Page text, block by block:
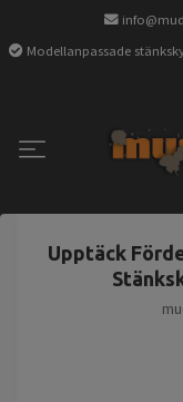
Modellanpassade
Upptäck